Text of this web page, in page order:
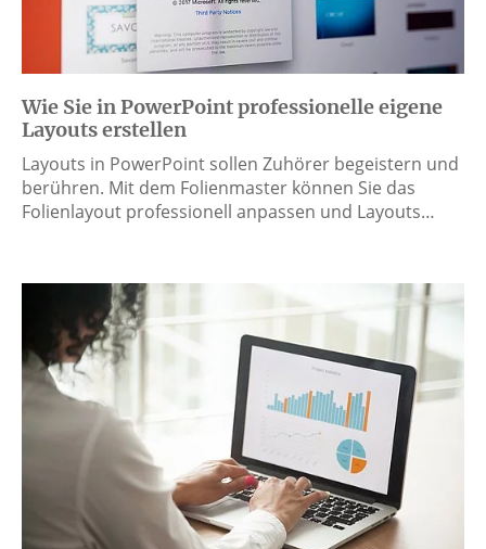
Wie Sie in PowerPoint professionelle eigene
Layouts erstellen
Layouts in PowerPoint sollen Zuhörer begeistern und
berühren. Mit dem Folienmaster können Sie das
Folienlayout professionell anpassen und Layouts…